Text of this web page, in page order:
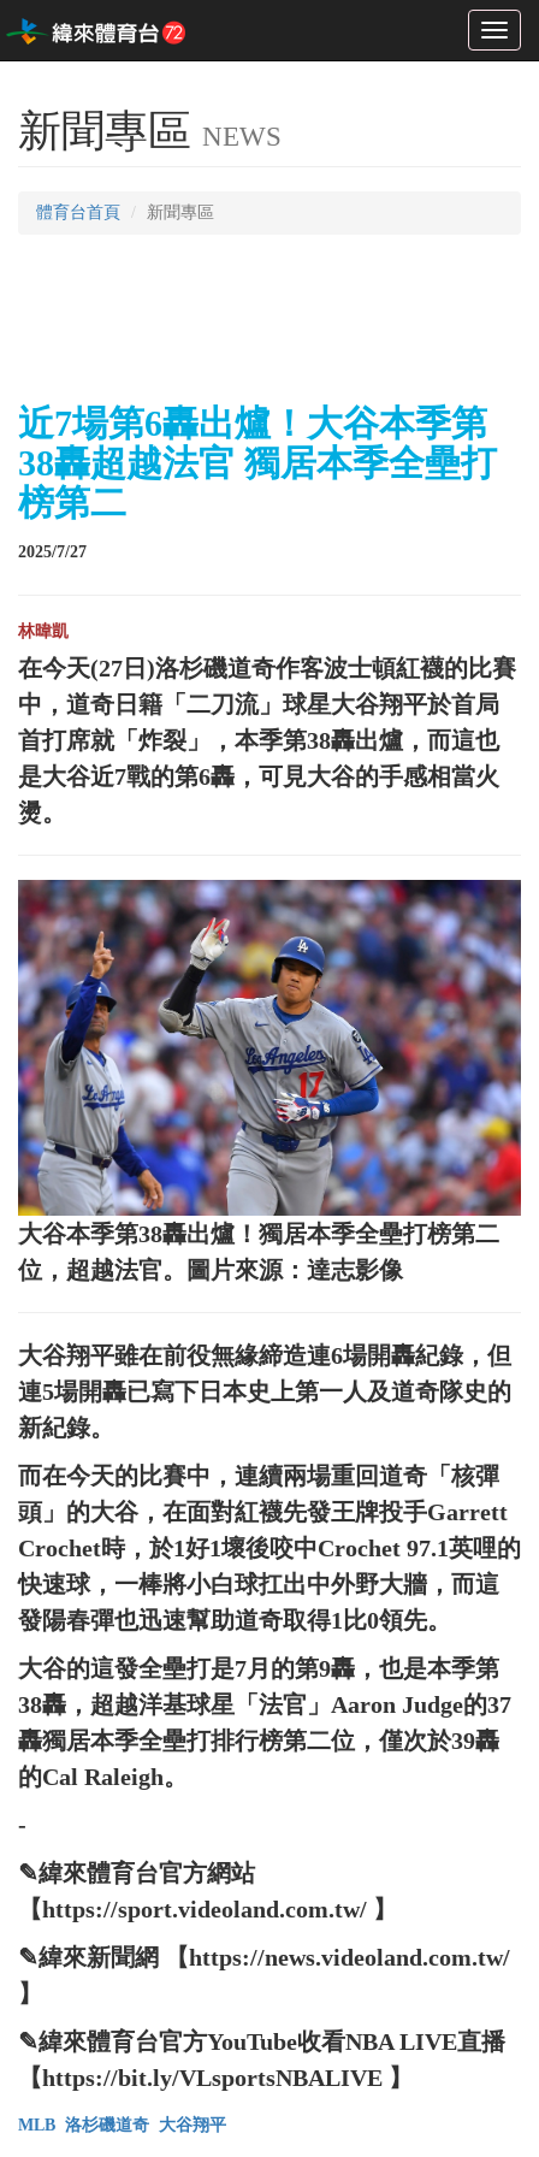
Toggle
新聞專區 NEWS
體育台首頁 新聞專區
近7場第6轟出爐！大谷本季第
38轟超越法官 獨居本季全壘打
榜第二
2025/7/27
林暐凱
在今天(27日)洛杉磯道奇作客波士頓紅襪的比賽
中，道奇日籍「二刀流」球星大谷翔平於首局
首打席就「炸裂」，本季第38轟出爐，而這也
是大谷近7戰的第6轟，可見大谷的手感相當火
燙。
大谷本季第38轟出爐！獨居本季全壘打榜第二
位，超越法官。圖片來源：達志影像
大谷翔平雖在前役無緣締造連6場開轟紀錄，但
連5場開轟已寫下日本史上第一人及道奇隊史的
新紀錄。
而在今天的比賽中，連續兩場重回道奇「核彈
頭」的大谷，在面對紅襪先發王牌投手Garrett
Crochet時，於1好1壞後咬中Crochet 97.1英哩的
快速球，一棒將小白球扛出中外野大牆，而這
發陽春彈也迅速幫助道奇取得1比0領先。
大谷的這發全壘打是7月的第9轟，也是本季第
38轟，超越洋基球星「法官」Aaron Judge的37
轟獨居本季全壘打排行榜第二位，僅次於39轟
的Cal Raleigh。
-
✎緯來體育台官方網站
【https://sport.videoland.com.tw/ 】
✎緯來新聞網 【https://news.videoland.com.tw/
】
✎緯來體育台官方YouTube收看NBA LIVE直播
【https://bit.ly/VLsportsNBALIVE 】
MLB 洛杉磯道奇 大谷翔平